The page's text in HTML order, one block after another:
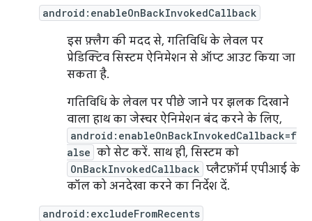
android:enableOnBackInvokedCallback
इस फ़्लैग की मदद से, गतिविधि के लेवल पर
प्रेडिक्टिव सिस्टम ऐनिमेशन से ऑप्ट आउट किया जा
सकता है.
गतिविधि के लेवल पर पीछे जाने पर झलक दिखाने
वाला हाथ का जेस्चर ऐनिमेशन बंद करने के लिए,
android:enableOnBackInvokedCallback=f
alse को सेट करें. साथ ही, सिस्टम को
OnBackInvokedCallback प्लैटफ़ॉर्म एपीआई के
कॉल को अनदेखा करने का निर्देश दें.
android:excludeFromRecents